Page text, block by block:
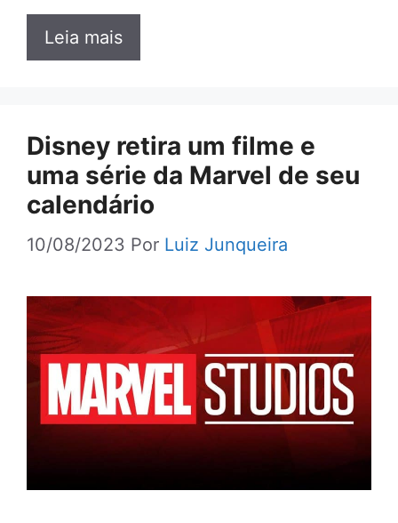
Leia mais
Disney retira um filme e
uma série da Marvel de seu
calendário
10/08/2023 Por Luiz Junqueira